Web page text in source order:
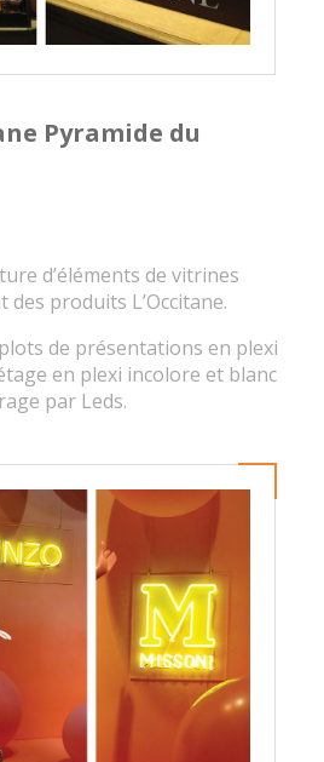
Pyramide du
d’éléments de vitrines
produits L’Occitane.
de présentations en plexi
en plexi incolore et blanc
par Leds.